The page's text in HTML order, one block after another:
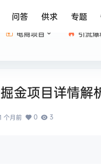
问答 供求 专题
电商项目 引流
金项目详情解
个月前 0 3